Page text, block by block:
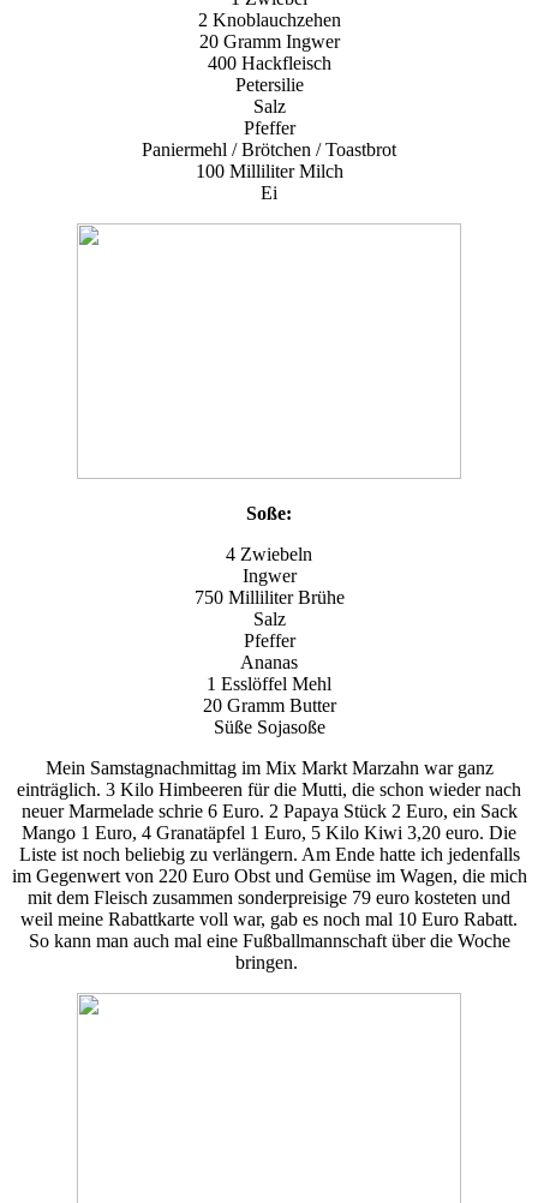
2 Knoblauchzehen
20 Gramm Ingwer
400 Hackfleisch
Petersilie
Salz
Pfeffer
Paniermehl / Brötchen / Toastbrot
100 Milliliter Milch
Ei
Soße:
4 Zwiebeln
Ingwer
750 Milliliter Brühe
Salz
Pfeffer
Ananas
1 Esslöffel Mehl
20 Gramm Butter
Süße Sojasoße
Mein Samstagnachmittag im Mix Markt Marzahn war ganz
einträglich. 3 Kilo Himbeeren für die Mutti, die schon wieder nach
neuer Marmelade schrie 6 Euro. 2 Papaya Stück 2 Euro, ein Sack
Mango 1 Euro, 4 Granatäpfel 1 Euro, 5 Kilo Kiwi 3,20 euro. Die
Liste ist noch beliebig zu verlängern. Am Ende hatte ich jedenfalls
im Gegenwert von 220 Euro Obst und Gemüse im Wagen, die mich
mit dem Fleisch zusammen sonderpreisige 79 euro kosteten und
weil meine Rabattkarte voll war, gab es noch mal 10 Euro Rabatt.
So kann man auch mal eine Fußballmannschaft über die Woche
bringen.